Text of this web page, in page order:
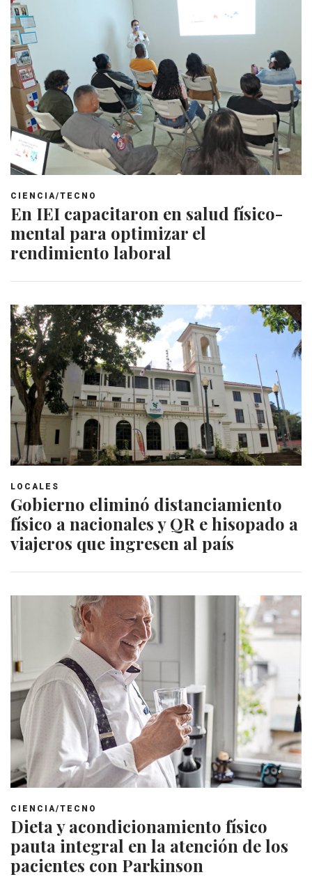
CIENCIA/TECNO
En IEI capacitaron en salud físico-
mental para optimizar el
rendimiento laboral
LOCALES
Gobierno eliminó distanciamiento
físico a nacionales y QR e hisopado a
viajeros que ingresen al país
CIENCIA/TECNO
Dieta y acondicionamiento físico
pauta integral en la atención de los
pacientes con Parkinson